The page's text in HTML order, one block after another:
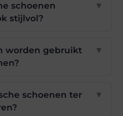
schoenen
stijlvol?
▼
worden gebruikt
▼
schoenen ter
▼